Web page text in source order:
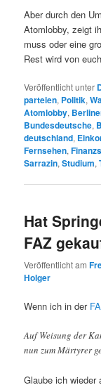
Aber durch den
Atomlobby, zeigt
muss oder eine
Rest wird von
Veröffentlicht unter
parteien, Politik,
Atomlobby,
Bundesdeutsche,
deutschland,
Fernsehen,
Sarrazin,Studium,
Hat
FAZ
Veröffentlicht am
Holger
Wenn ich in der
Auf Weisung der
nun zum Märtyrer
Glaube ich wieder